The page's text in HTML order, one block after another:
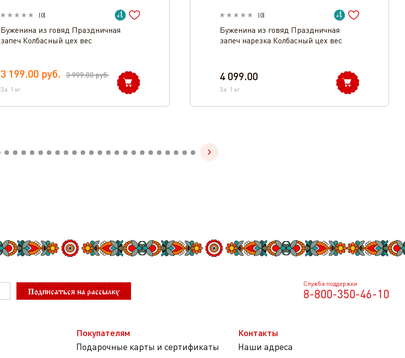
(0)
Буженина из говяд Праздничная
запеч Колбасный цех вес
3 199.00 руб. 3 999.00руб.
За 1 кг.
(0)
Буженина из говяд Праздничная
запеч нарезка Колбасный цех вес
4 099.00
За 1 кг.
Подписаться на рассылку
Служба поддержки
8-800-350-46-10
Покупателям
Подарочные карты и сертификаты
Контакты
Наши адреса